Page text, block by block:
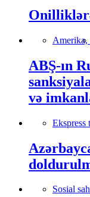
Amerika,
ABŞ-ın
və
Ekspress
Sosial